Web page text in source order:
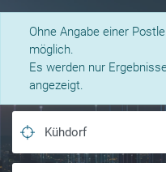
Ohne Angabe einer
möglich.
Es werden nur
angezeigt.
Was